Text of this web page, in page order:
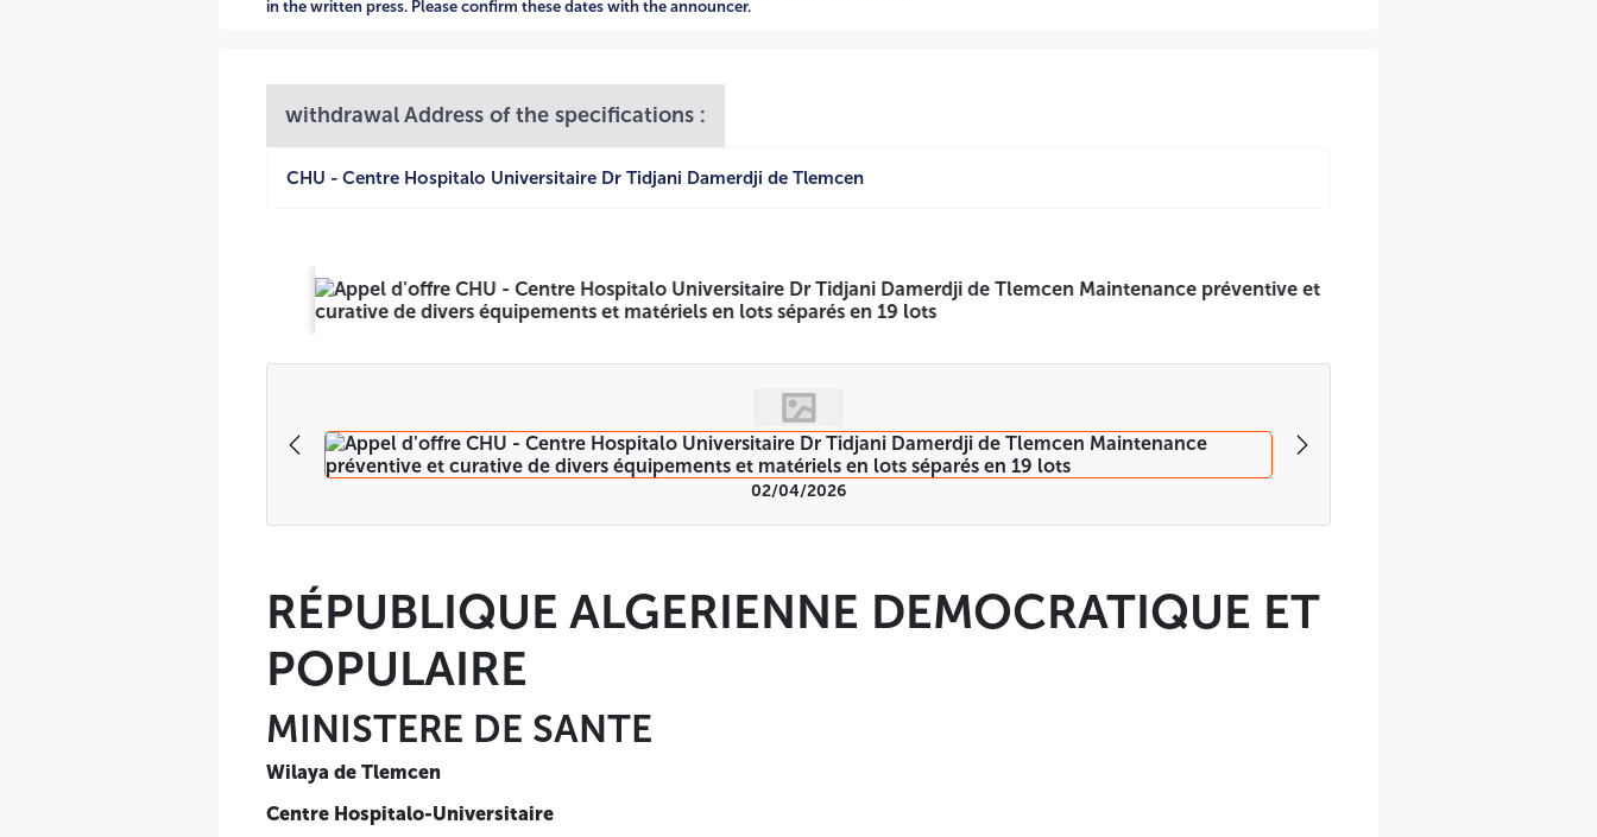
in the written press. Please confirm these dates with the announcer.
withdrawal Address of the specifications :
CHU - Centre Hospitalo Universitaire Dr Tidjani Damerdji de Tlemcen
02/04/2026
RÉPUBLIQUE ALGERIENNE DEMOCRATIQUE ET
POPULAIRE
MINISTERE DE SANTE
Wilaya de Tlemcen
Centre Hospitalo-Universitaire